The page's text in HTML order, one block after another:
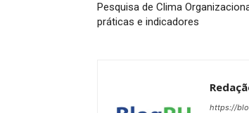
Pesquisa de Clima
práticas e indicadores
https://